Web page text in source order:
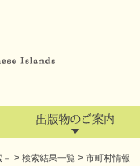
> 検索結果一覧 > 市町村情報